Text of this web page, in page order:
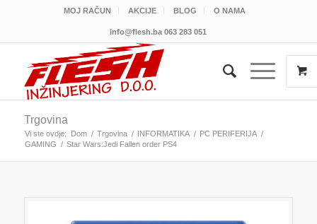
MOJ RAČUN AKCIJE BLOG O NAMA
info@flesh.ba 063 283 051
Trgovina
Vi ste ovdje: Dom / Trgovina / INFORMATIKA / PC PERIFERIJA /
GAMING / Star Wars:Jedi Fallen order PS4